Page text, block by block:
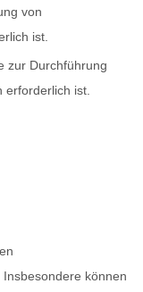
von
ist.
zur Durchführung
ist.
können